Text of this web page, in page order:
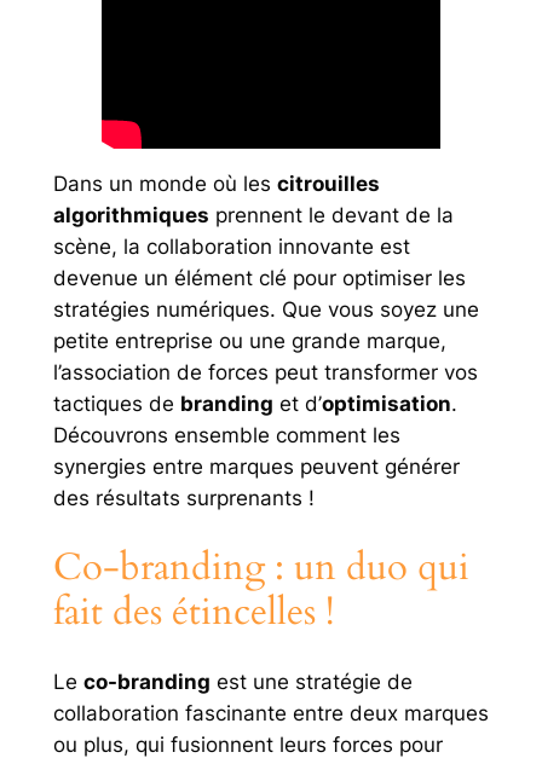
Dans un monde où les citrouilles
algorithmiques prennent le devant de la
scène, la collaboration innovante est
devenue un élément clé pour optimiser les
stratégies numériques. Que vous soyez une
petite entreprise ou une grande marque,
l’association de forces peut transformer vos
tactiques de branding et d’optimisation.
Découvrons ensemble comment les
synergies entre marques peuvent générer
des résultats surprenants !
Co-branding : un duo qui
fait des étincelles !
Le co-branding est une stratégie de
collaboration fascinante entre deux marques
ou plus, qui fusionnent leurs forces pour